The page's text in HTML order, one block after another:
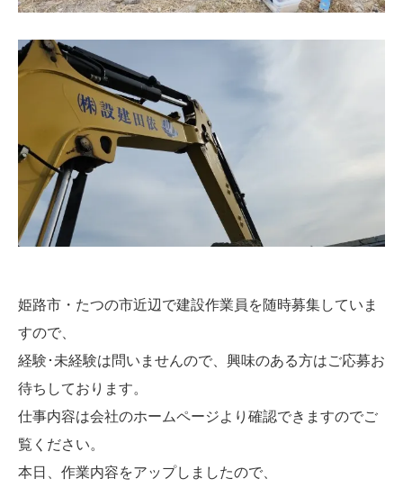
姫路市・たつの市近辺で建設作業員を随時募集していま
すので、
経験･未経験は問いませんので、興味のある方はご応募お
待ちしております。
仕事内容は会社のホームページより確認できますのでご
覧ください。
本日、作業内容をアップしましたので、